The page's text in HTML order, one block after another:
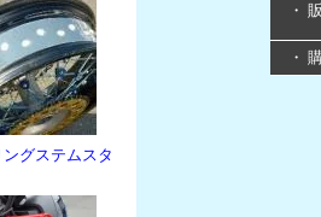
グステムスタ
・
・